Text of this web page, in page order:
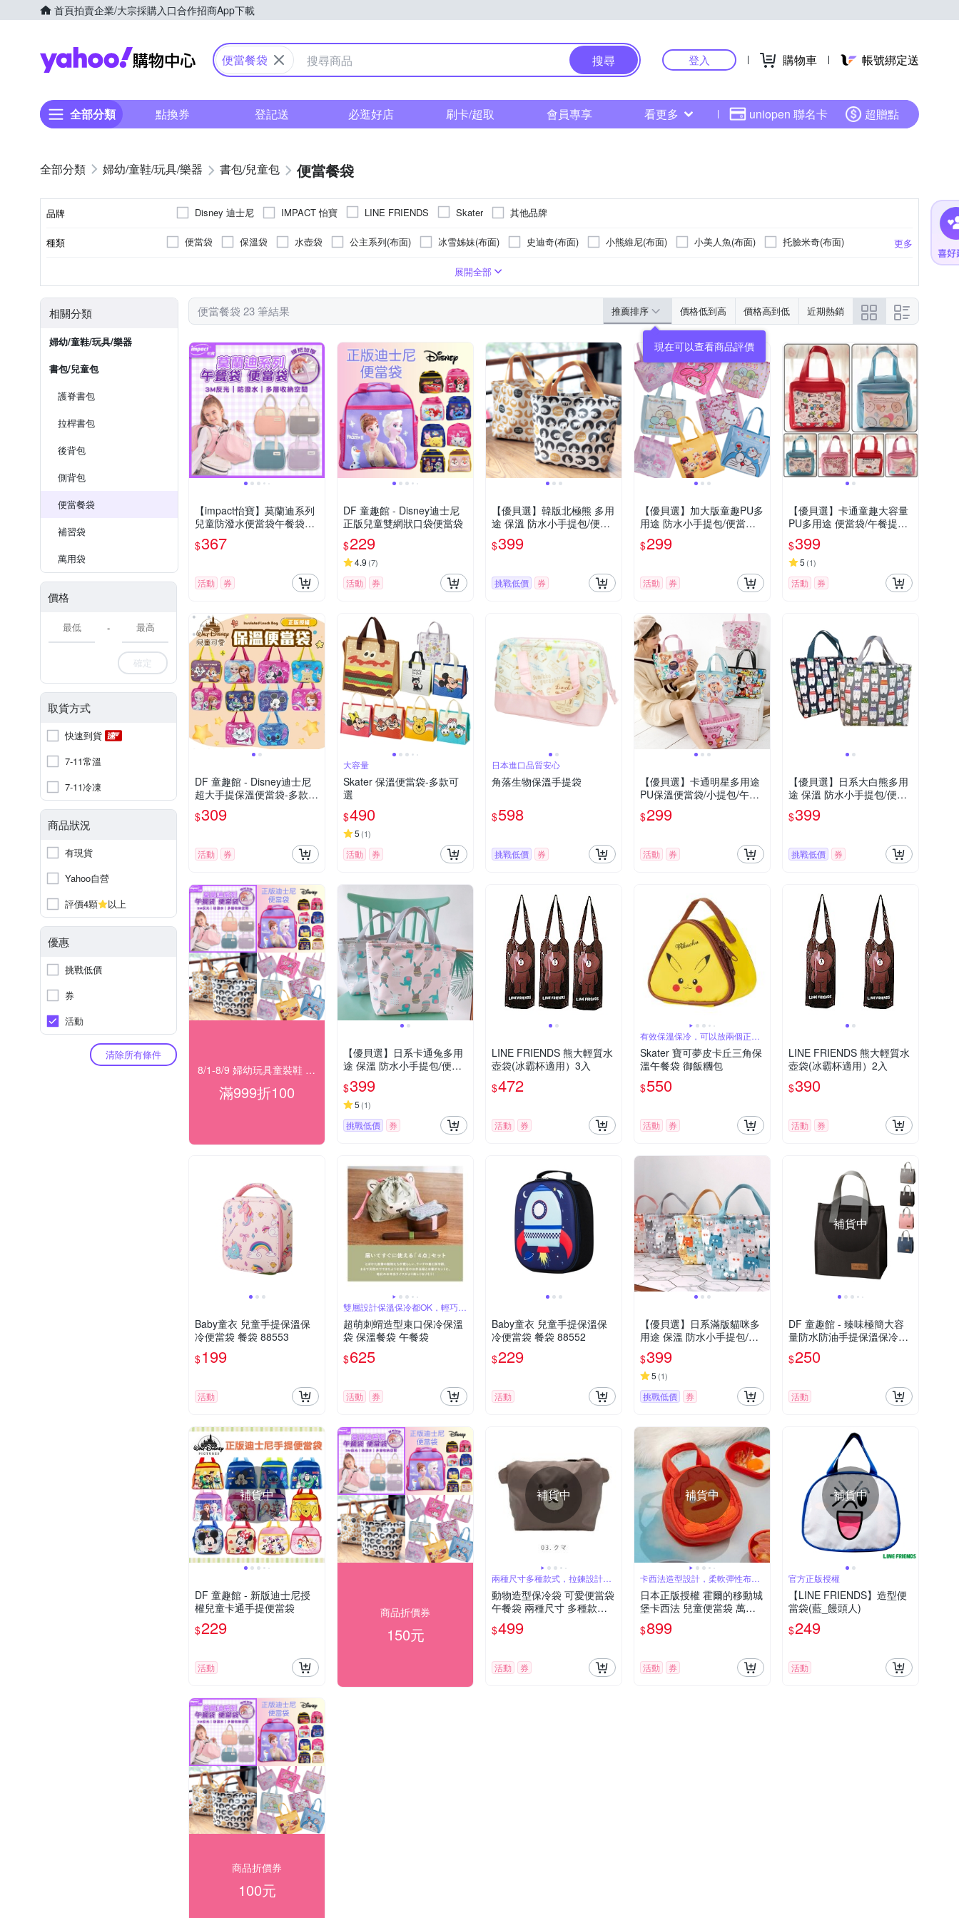
首頁拍賣企業/大宗採購入口合作招商App下載
Yahoo購物中心
便當餐袋 搜尋 登入 購物車 帳號綁定送
全部分類 點換券 登記送 必逛好店 刷卡/超取 會員專享 看更多 uniopen 聯名卡 超贈點
婦幼/童鞋/玩具/樂器 書包/兒童包 便當餐袋
品牌 Disney 迪士尼 IMPACT 怡寶 LINE FRIENDS Skater 其他品牌
種類 更多
便當袋 保溫袋 水壺袋 公主系列(布面) 冰雪姊妹(布面) 史迪奇(布面) 小熊維尼(布面) 小美人魚(布面)
托臉米奇(布面)
米妮(布面)
閃電麥坤(布面)
展開全部
相關分類
婦幼/童鞋/玩具/樂器
書包/兒童包
護脊書包
拉桿書包
後背包
側背包
便當餐袋
補習袋
萬用袋
價格
-
確定
取貨方式
快速到貨
7-11常溫
7-11冷凍
商品狀況
有現貨
Yahoo自營
評價4顆
以上
優惠
挑戰低價
券
活動
清除所有條件
便當餐袋 23 筆結果 推薦排序 價格低到高 價格高到低 近期熱銷
現在可以查看商品評價
【impact怡寶】莫蘭迪系列
兒童防潑水便當袋午餐袋餐
袋
$367
活動 券
DF 童趣館 - Disney迪士尼
正版兒童雙網狀口袋便當袋
$229
4.9 (7)
活動 券
【優貝選】韓版北極熊 多用
途 保溫 防水小手提包/便當
袋/午餐提包(3色)
$399
挑戰低價 券
【優貝選】加大版童趣PU多
用途 防水小手提包/便當袋/
午餐提包
$299
活動 券
【優貝選】卡通童趣大容量
PU多用途 便當袋/午餐提包/
媽媽提包
$399
5 (1)
活動 券
DF 童趣館 - Disney迪士尼
超大手提保溫便當袋-多款可
選
$309
活動 券
大容量
Skater 保溫便當袋-多款可
選
$490
5 (1)
活動 券
日本進口品質安心
角落生物保溫手提袋
$598
挑戰低價 券
【優貝選】卡通明星多用途
PU保溫便當袋/小提包/午餐
包
$299
活動 券
【優貝選】日系大白熊多用
途 保溫 防水小手提包/便當
袋/午餐提包(2色)
$399
挑戰低價 券
8/1-8/9 婦幼玩具童裝鞋 指定品滿999折100
滿999折100
【優貝選】日系卡通兔多用
途 保溫 防水小手提包/便當
袋/午餐提包(4色)
$399
5 (1)
挑戰低價 券
LINE FRIENDS 熊大輕質水
壺袋(冰霸杯適用）3入
$472
活動 券
有效保溫保冷，可以放兩個正常
尺寸飯糰
Skater 寶可夢皮卡丘三角保
溫午餐袋 御飯糰包
$550
活動 券
LINE FRIENDS 熊大輕質水
壺袋(冰霸杯適用）2入
$390
活動 券
Baby童衣 兒童手提保溫保
冷便當袋 餐袋 88553
$199
活動
雙層設計保溫保冷都OK，輕巧好
提
超萌刺蝟造型束口保冷保溫
袋 保溫餐袋 午餐袋
$625
活動 券
Baby童衣 兒童手提保溫保
冷便當袋 餐袋 88552
$229
活動
【優貝選】日系滿版貓咪多
用途 保溫 防水小手提包/便
當袋/午餐提包(4色)
$399
5 (1)
挑戰低價 券
補貨中
DF 童趣館 - 臻味極簡大容
量防水防油手提保溫保冷餐
袋便當袋
$250
活動
補貨中
DF 童趣館 - 新版迪士尼授
權兒童卡通手提便當袋
$229
活動
商品折價券
150元
補貨中
兩種尺寸多種款式，拉鍊設計方
便開關
動物造型保冷袋 可愛便當袋
午餐袋 兩種尺寸 多種款式
可選
$499
活動 券
補貨中
卡西法造型設計，柔軟彈性布
料，拉鍊設計
日本正版授權 霍爾的移動城
堡卡西法 兒童便當袋 萬用
手提袋
$899
活動 券
補貨中
官方正版授權
【LINE FRIENDS】造型便
當袋(藍_饅頭人)
$249
活動
商品折價券
100元